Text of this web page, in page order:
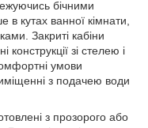
бічними
в кутах ванної кімнати,
Закриті кабіни
зі стелею і
умови
з подачею води
з прозорого або